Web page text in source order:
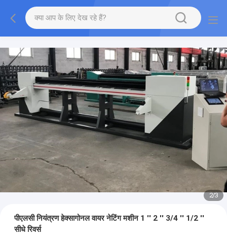
2/3
पीएलसी नियंत्रण हेक्सागोनल वायर नेटिंग मशीन 1 '' 2 '' 3/4 '' 1/2 ''
सीधे रिवर्स